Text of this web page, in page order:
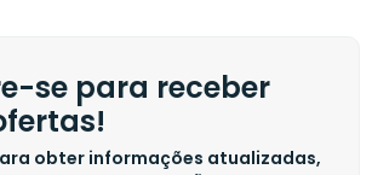
se para receber
obter informações atualizadas,